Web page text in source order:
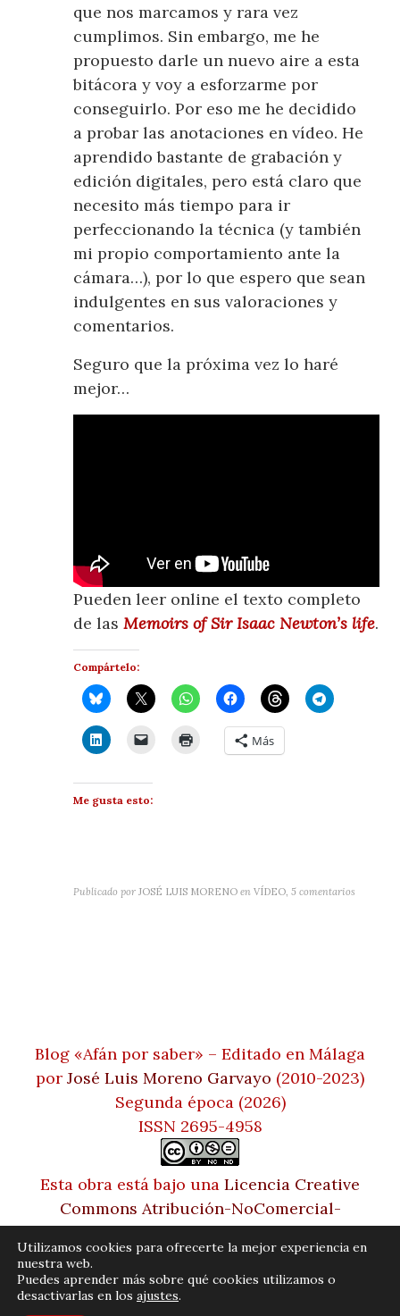
que nos marcamos y rara vez
cumplimos. Sin embargo, me he
propuesto darle un nuevo aire a esta
bitácora y voy a esforzarme por
conseguirlo. Por eso me he decidido
a probar las anotaciones en vídeo. He
aprendido bastante de grabación y
edición digitales, pero está claro que
necesito más tiempo para ir
perfeccionando la técnica (y también
mi propio comportamiento ante la
cámara…), por lo que espero que sean
indulgentes en sus valoraciones y
comentarios.
Seguro que la próxima vez lo haré
mejor…
Pueden leer online el texto completo
de lasMemoirs of Sir Isaac Newton’s life.
Compártelo:
Más
Me gusta esto:
Publicado por JOSÉ LUIS MORENO en VÍDEO ,5 comentarios
Blog «Afán por saber» – Editado en Málaga
por José Luis Moreno Garvayo (2010-2023)
Segunda época (2026)
ISSN 2695-4958
Esta obra está bajo una Licencia Creative
Commons Atribución-NoComercial-
SinDerivadas 4.0 Internacional
Utilizamos cookies para ofrecerte la mejor experiencia en
nuestra web.
Puedes aprender más sobre qué cookies utilizamos o
desactivarlas en los ajustes.